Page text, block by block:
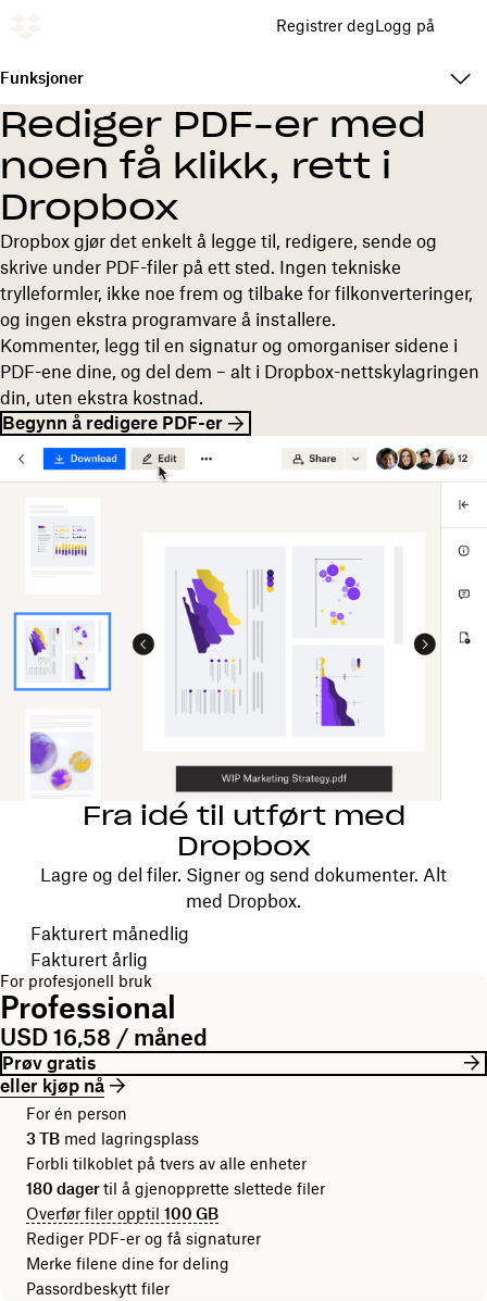
Registrer degLogg på
Funksjoner
Rediger PDF-er med
noen få klikk, rett i
Dropbox
Dropbox gjør det enkelt å legge til, redigere, sende og
skrive under PDF-filer på ett sted. Ingen tekniske
trylleformler, ikke noe frem og tilbake for filkonverteringer,
og ingen ekstra programvare å installere.
Kommenter, legg til en signatur og omorganiser sidene i
PDF-ene dine, og del dem – alt i Dropbox-nettskylagringen
din, uten ekstra kostnad.
Begynn å redigere PDF-er
Fra idé til utført med
Dropbox
Lagre og del filer. Signer og send dokumenter. Alt
med Dropbox.
Velg faktureringsperiode
Fakturert månedlig
Fakturert årlig
For profesjonell bruk
Professional
USD 16,58 / måned
Prøv gratis
eller kjøp nå
For én person
3 TB med lagringsplass
Forbli tilkoblet på tvers av alle enheter
180 dagertil å gjenopprette slettede filer
Overfør filer opptil 100 GB
Rediger PDF-er og få signaturer
Merke filene dine for deling
Passordbeskytt filer